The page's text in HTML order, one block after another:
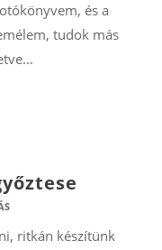
és a
tudok más
ritkán készítünk